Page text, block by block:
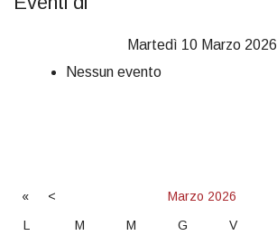
Martedì 10 Marzo 2026
Nessun evento
« < Marzo 2026
L
M M G V